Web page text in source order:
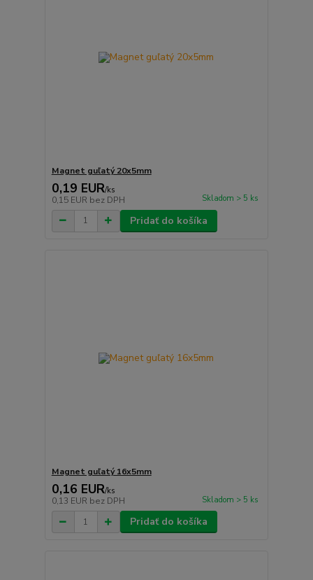
Magnet guľatý 20x5mm
0,19 EUR/ks
0,15 EUR bez DPH Skladom > 5 ks
Pridať do košíka
Magnet guľatý 16x5mm
0,16 EUR/ks
0,13 EUR bez DPH Skladom > 5 ks
Pridať do košíka